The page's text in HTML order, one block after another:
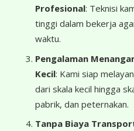
Profesional: Teknisi
tinggi dalam bekerja
waktu.
Pengalaman
Kecil: Kami siap
dari skala kecil hingga
pabrik, dan peternakan.
Tanpa Biaya